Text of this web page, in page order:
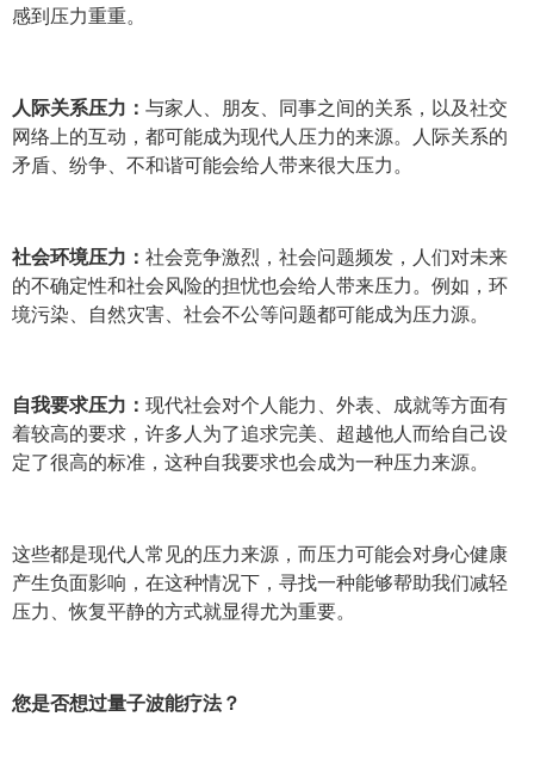
感到压力重重。
人际关系压力： 与家人、朋友、同事之间的关系，以及社交
网络上的互动，都可能成为现代人压力的来源。人际关系的
矛盾、纷争、不和谐可能会给人带来很大压力。
社会环境压力： 社会竞争激烈，社会问题频发，人们对未来
的不确定性和社会风险的担忧也会给人带来压力。例如，环
境污染、自然灾害、社会不公等问题都可能成为压力源。
自我要求压力： 现代社会对个人能力、外表、成就等方面有
着较高的要求，许多人为了追求完美、超越他人而给自己设
定了很高的标准，这种自我要求也会成为一种压力来源。
这些都是现代人常见的压力来源，而压力可能会对身心健康
产生负面影响，在这种情况下，寻找一种能够帮助我们减轻
压力、恢复平静的方式就显得尤为重要。
您是否想过量子波能疗法？